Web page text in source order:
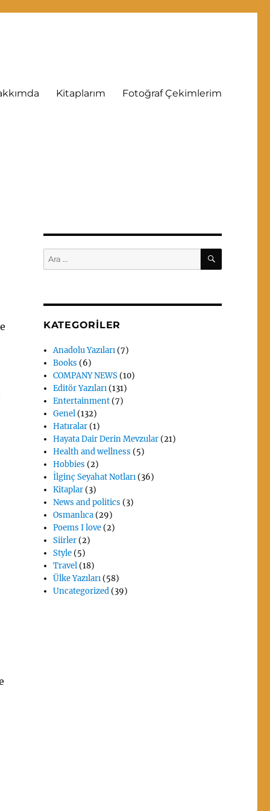
Kitaplarım Fotoğraf Çekimlerim
Ara: ARA
KATEGORILER
Anadolu Yazıları(7)
Books (6)
COMPANY NEWS(10)
Editör Yazıları(131)
Entertainment(7)
Genel(132)
Hatıralar(1)
Hayata Dair Derin Mevzular(21)
Health and wellness (5)
Hobbies (2)
İlginç Seyahat Notları(36)
Kitaplar(3)
News and politics (3)
Osmanlıca(29)
Poems I love(2)
Siirler(2)
Style(5)
Travel(18)
Ülke Yazıları(58)
Uncategorized(39)